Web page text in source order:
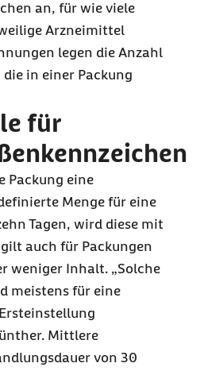
an, für wie viele
Arzneimittel
legen die Anzahl
in einer Packung
für
Packung eine
Menge für eine
Tagen, wird diese mit
auch für Packungen
weniger Inhalt. „Solche
meistens für eine
Mittlere
von 30